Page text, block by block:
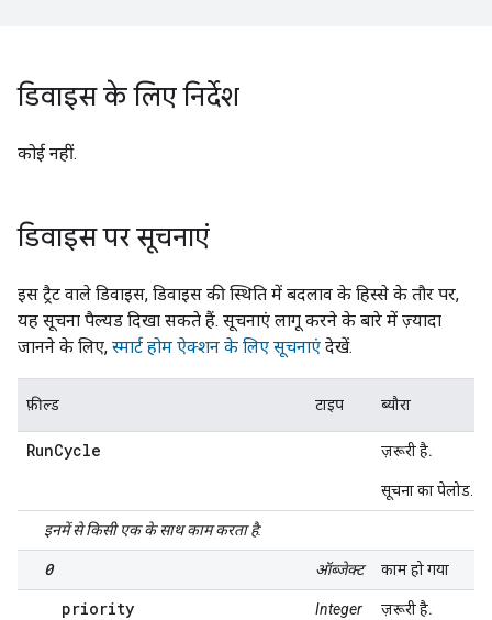
डिवाइस के लिए निर्देश
कोई नहीं.
डिवाइस पर सूचनाएं
इस ट्रैट वाले डिवाइस, डिवाइस की स्थिति में बदलाव के हिस्से के तौर पर,
यह सूचना पैल्यड दिखा सकते हैं. सूचनाएं लागू करने के बारे में ज़्यादा
जानने के लिए, स्मार्ट होम ऐक्शन के लिए सूचनाएं देखें.
फ़ील्ड टाइप ब्यौरा
RunCycle ज़रूरी है.
सूचना का पेलोड.
इनमें से किसी एक के साथ काम करता है:
0 ऑब्जेक्ट काम हो गया
priority Integer ज़रूरी है.